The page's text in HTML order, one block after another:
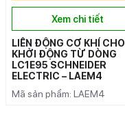
Xem chi tiết
LIÊN ĐỘNG CƠ KHÍ CHO
KHỞI ĐỘNG TỪ DÒNG
LC1E95 SCHNEIDER
ELECTRIC – LAEM4
Mã sản phẩm: LAEM4